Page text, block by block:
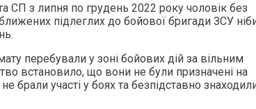
СП з липня по грудень 2022 року чоловік без
підлеглих до бойової бригади ЗСУ
перебували у зоні бойових дій за вільним
встановило, що вони не були призначені на
брали участі у боях та безпідставно